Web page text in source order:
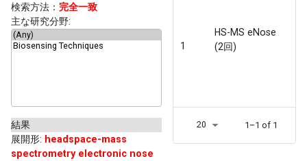
検索方法： 完全一致
主な研究分野:
結果
展開形: headspace-mass
spectrometry electronic nose
1
HS-MS eNose
(2回)
20 1–1 of 1